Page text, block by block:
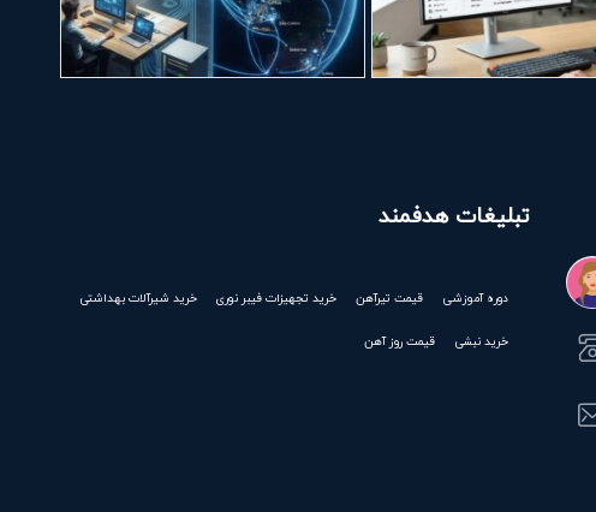
تبلیغات هدفمند
دوره آموزشی قیمت تیرآهن خرید تجهیزات فیبر نوری خرید شیرآلات بهداشتی
خرید نبشی قیمت روز آهن